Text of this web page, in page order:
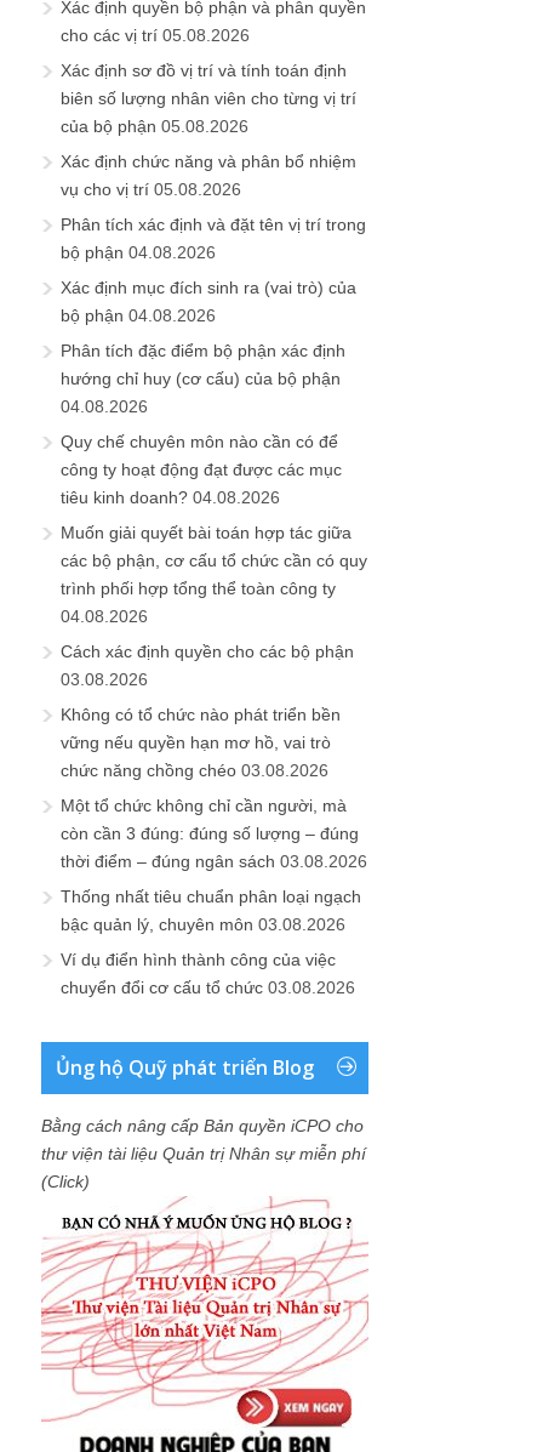
Xác định quyền bộ phận và phân quyền
cho các vị trí 05.08.2026
Xác định sơ đồ vị trí và tính toán định
biên số lượng nhân viên cho từng vị trí
của bộ phận 05.08.2026
Xác định chức năng và phân bổ nhiệm
vụ cho vị trí 05.08.2026
Phân tích xác định và đặt tên vị trí trong
bộ phận 04.08.2026
Xác định mục đích sinh ra (vai trò) của
bộ phận 04.08.2026
Phân tích đặc điểm bộ phận xác định
hướng chỉ huy (cơ cấu) của bộ phận
04.08.2026
Quy chế chuyên môn nào cần có để
công ty hoạt động đạt được các mục
tiêu kinh doanh? 04.08.2026
Muốn giải quyết bài toán hợp tác giữa
các bộ phận, cơ cấu tổ chức cần có quy
trình phối hợp tổng thể toàn công ty
04.08.2026
Cách xác định quyền cho các bộ phận
03.08.2026
Không có tổ chức nào phát triển bền
vững nếu quyền hạn mơ hồ, vai trò
chức năng chồng chéo 03.08.2026
Một tổ chức không chỉ cần người, mà
còn cần 3 đúng: đúng số lượng – đúng
thời điểm – đúng ngân sách 03.08.2026
Thống nhất tiêu chuẩn phân loại ngạch
bậc quản lý, chuyên môn 03.08.2026
Ví dụ điển hình thành công của việc
chuyển đổi cơ cấu tổ chức 03.08.2026
Ủng hộ Quỹ phát triển Blog
Bằng cách nâng cấp Bản quyền iCPO cho
thư viện tài liệu Quản trị Nhân sự miễn phí
(Click)